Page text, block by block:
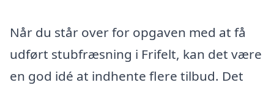
Når du står over for opgaven med at få
udført stubfræsning i Frifelt, kan det være
en god idé at indhente flere tilbud. Det